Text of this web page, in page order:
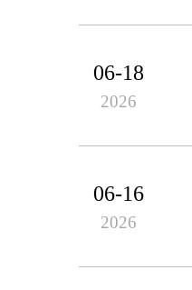
06-18
2026
06-16
2026